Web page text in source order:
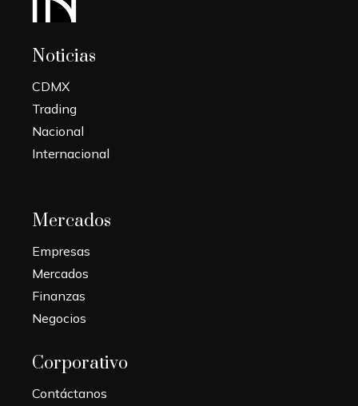
Noticias
CDMX
Trading
Nacional
Internacional
Mercados
Empresas
Mercados
Finanzas
Negocios
Corporativo
Contáctanos